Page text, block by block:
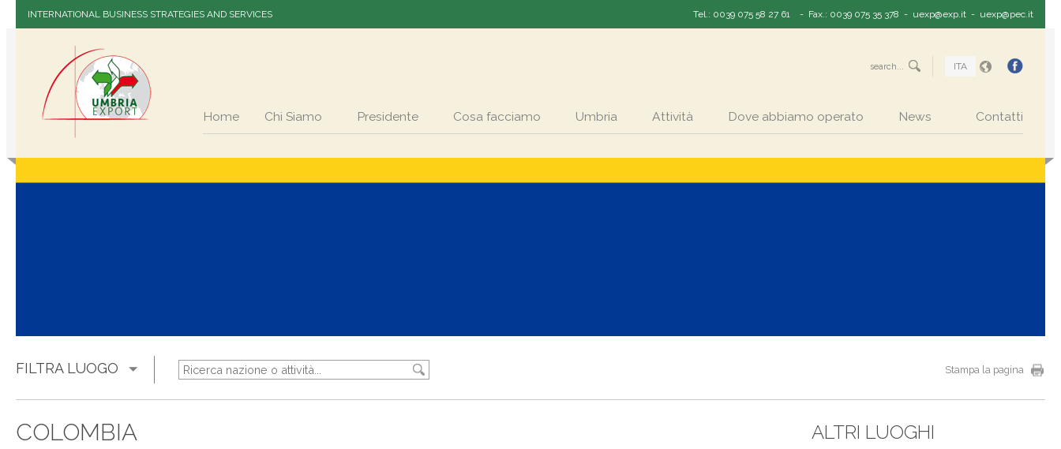
INTERNATIONAL BUSINESS STRATEGIES AND SERVICES Tel.: 0039 075 58 27 61 - Fax.: 0039 075 35 378 - uexp@exp.it - uexp@pec.it
ITA
Home Chi Siamo Presidente Cosa facciamo Umbria Attività Dove abbiamo operato News Contatti
FILTRA LUOGO Stampa la pagina
COLOMBIA ALTRI LUOGHI